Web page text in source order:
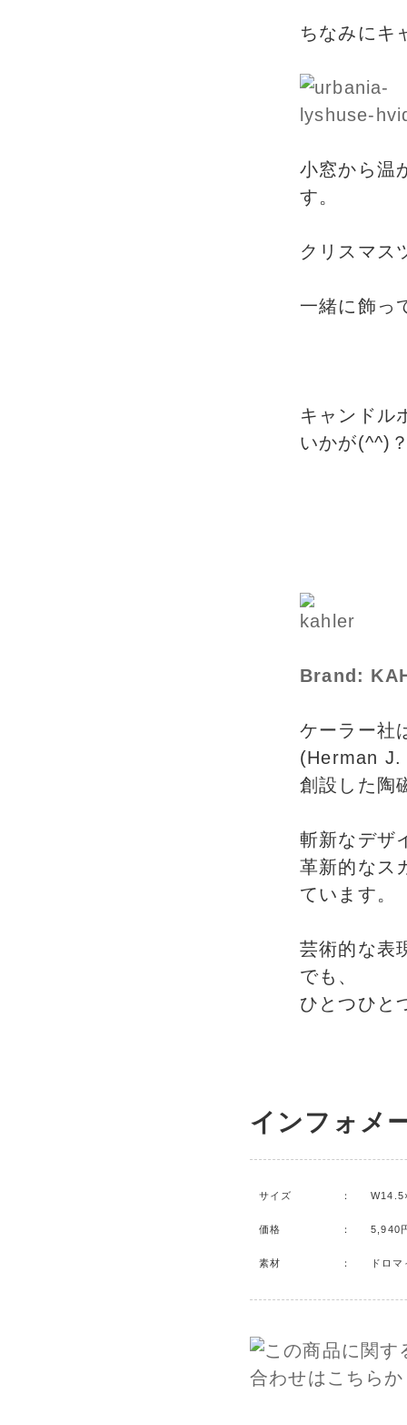
ちなみにキ
小窓から温
す。
クリスマス
一緒に飾っ
キャンドル
いかが(^^)
Brand:
ケーラー社
(Herman J.
創設した陶
斬新なデザ
革新的なス
ています。
芸術的な表
でも、
ひとつひと
インフォメ
サイズ ：
価格 ： 5,940
素材 ： ドロ